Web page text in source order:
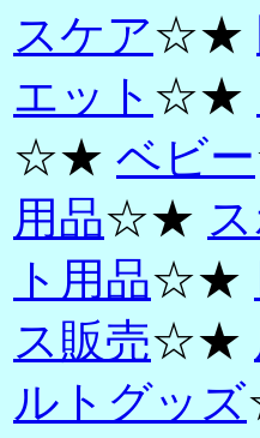
スケア☆★
エット ☆★
☆★ ベビー
用品☆★
ト用品☆★
ス販売☆★
ルトグッズ